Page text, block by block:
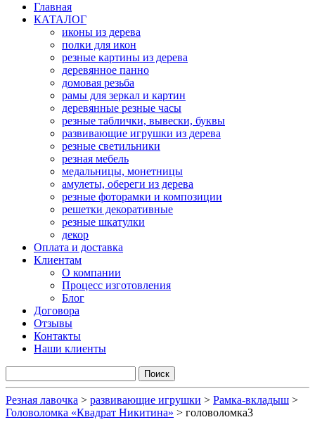
Главная
КАТАЛОГ
иконы из дерева
полки для икон
резные картины из дерева
деревянное панно
домовая резьба
рамы для зеркал и картин
деревянные резные часы
резные таблички, вывески, буквы
развивающие игрушки из дерева
резные светильники
резная мебель
медальницы, монетницы
амулеты, обереги из дерева
резные фоторамки и композиции
решетки декоративные
резные шкатулки
декор
Оплата и доставка
Клиентам
О компании
Процесс изготовления
Блог
Договора
Отзывы
Контакты
Наши клиенты
Резная лавочка > развивающие игрушки > Рамка-вкладыш >
Головоломка «Квадрат Никитина» > головоломка3